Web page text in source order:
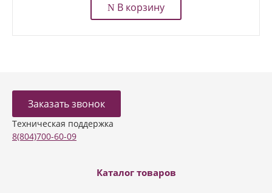
В корзину
Заказать звонок
Техническая поддержка
8(804)700-60-09
Каталог товаров